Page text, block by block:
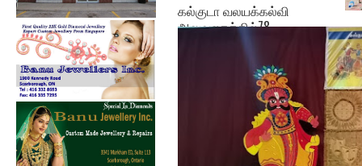
கல்குடா வலயக்கல்வி
அலுவலகத்தில்78 ...